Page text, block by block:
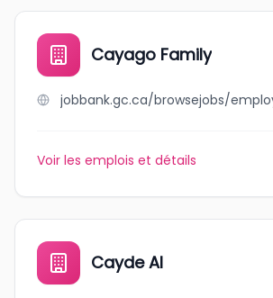
Cayago Family
Voir les emplois et détails
Cayde AI